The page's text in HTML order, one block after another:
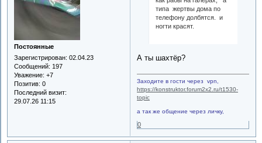
Постоянные
Зарегистрирован: 02.04.23
Сообщений: 197
Уважение: +7
Позитив: 0
Последний визит:
29.07.26 11:15
типа жертвы дома по
телефону долбятся. и
ногти красят.
А ты шахтёр?
Заходите в гости через vpn,
https://konstruktor.forum2x2.ru/t1530-
topic
а так же общение через личку,
0